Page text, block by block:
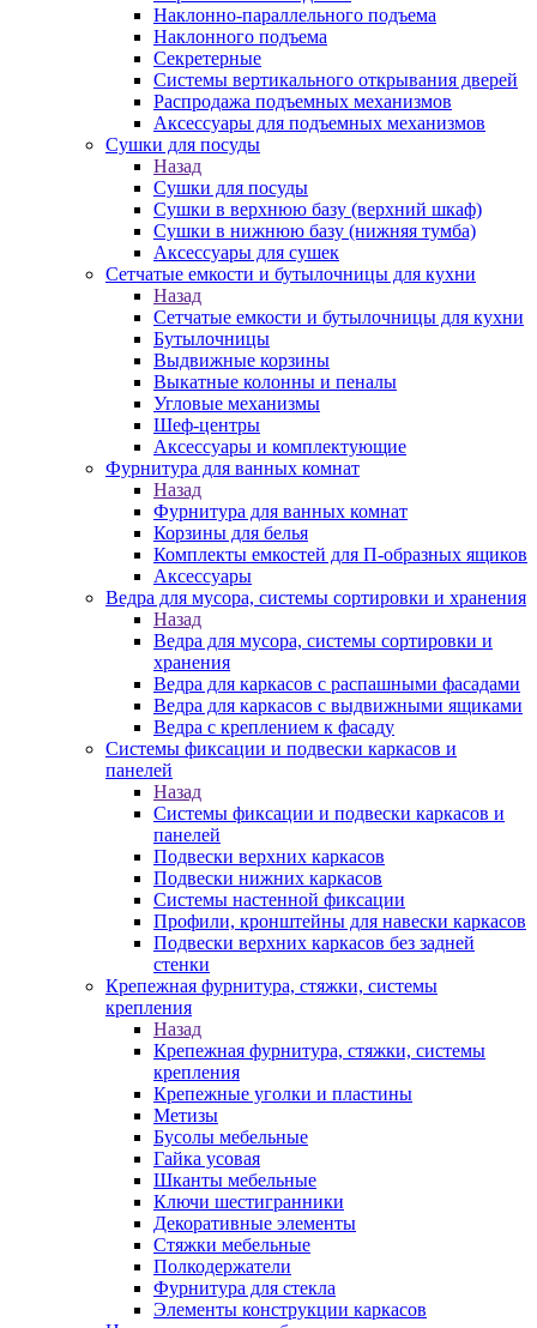
Наклонно-параллельного подъема
Наклонного подъема
Секретерные
Системы вертикального открывания дверей
Распродажа подъемных механизмов
Аксессуары для подъемных механизмов
Сушки для посуды
Назад
Сушки для посуды
Сушки в верхнюю базу (верхний шкаф)
Сушки в нижнюю базу (нижняя тумба)
Аксессуары для сушек
Сетчатые емкости и бутылочницы для кухни
Назад
Сетчатые емкости и бутылочницы для кухни
Бутылочницы
Выдвижные корзины
Выкатные колонны и пеналы
Угловые механизмы
Шеф-центры
Аксессуары и комплектующие
Фурнитура для ванных комнат
Назад
Фурнитура для ванных комнат
Корзины для белья
Комплекты емкостей для П-образных ящиков
Аксессуары
Ведра для мусора, системы сортировки и хранения
Назад
Ведра для мусора, системы сортировки и
хранения
Ведра для каркасов с распашными фасадами
Ведра для каркасов с выдвижными ящиками
Ведра с креплением к фасаду
Системы фиксации и подвески каркасов и
панелей
Назад
Системы фиксации и подвески каркасов и
панелей
Подвески верхних каркасов
Подвески нижних каркасов
Системы настенной фиксации
Профили, кронштейны для навески каркасов
Подвески верхних каркасов без задней
стенки
Крепежная фурнитура, стяжки, системы
крепления
Назад
Крепежная фурнитура, стяжки, системы
крепления
Крепежные уголки и пластины
Метизы
Бусолы мебельные
Гайка усовая
Шканты мебельные
Ключи шестигранники
Декоративные элементы
Стяжки мебельные
Полкодержатели
Фурнитура для стекла
Элементы конструкции каркасов